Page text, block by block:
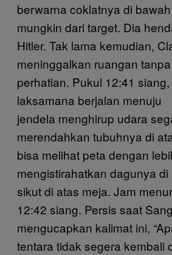
berwarna coklatnya di
mungkin dari target. Dia
Hitler. Tak lama kemudian,
meninggalkan ruangan
perhatian. Pukul 12:41
laksamana berjalan menuju
jendela menghirup udara
merendahkan tubuhnya di
bisa melihat peta dengan
mengistirahatkan dagunya
sikut di atas meja. Jam
12:42 siang. Persis saat
mengucapkan kalimat ini,
tentara tidak segera kembali